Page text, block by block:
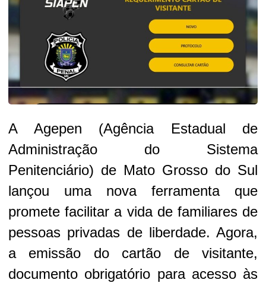
A Agepen (Agência Estadual de
Administração do Sistema
Penitenciário) de Mato Grosso do Sul
lançou uma nova ferramenta que
promete facilitar a vida de familiares de
pessoas privadas de liberdade. Agora,
a emissão do cartão de visitante,
documento obrigatório para acesso às